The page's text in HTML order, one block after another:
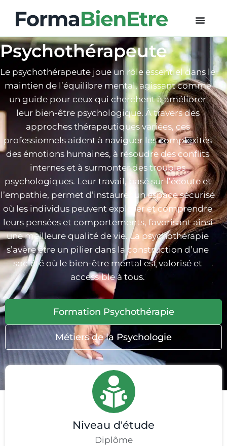
Psychothérapeute
Le psychothérapeute joue un rôle essentiel dans le
maintien de l’équilibre mental, agissant comme
un guide pour ceux qui cherchent à améliorer
leur bien-être psychologique. À travers des
approches thérapeutiques variées, ces
professionnels aident à naviguer les complexités
des émotions humaines, à résoudre des conflits
internes et à surmonter des troubles
psychologiques. Leur travail, basé sur l’écoute et
l’empathie, permet d’instaurer un espace sécurisé
où les individus peuvent explorer et comprendre
leurs pensées et comportements, favorisant ainsi
une meilleure qualité de vie. La psychothérapie
s’avère être un pilier dans la construction d’une
société où le bien-être mental est valorisé et
accessible à tous.
Formation Psychothérapie
Métiers de la Psychologie
Niveau d'étude
Diplôme